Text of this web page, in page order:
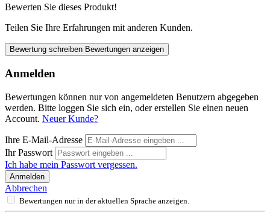
Bewerten Sie dieses Produkt!
Teilen Sie Ihre Erfahrungen mit anderen Kunden.
Bewertung schreiben Bewertungen anzeigen
Anmelden
Bewertungen können nur von angemeldeten Benutzern abgegeben
werden. Bitte loggen Sie sich ein, oder erstellen Sie einen neuen
Account. Neuer Kunde?
Ihre E-Mail-Adresse
Ihr Passwort
Ich habe mein Passwort vergessen.
Anmelden
Abbrechen
Bewertungen nur in der aktuellen Sprache anzeigen.